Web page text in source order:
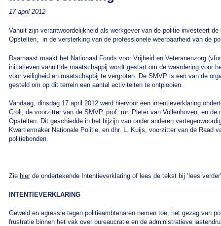
17 april 2012
Vanuit zijn verantwoordelijkheid als werkgever van de politie investeert
Opstelten, in de versterking van de professionele weerbaarheid van de
Daarnaast maakt het Nationaal Fonds voor Vrijheid en Veteranenzorg
initiatieven vanuit de maatschappij wordt gestart om de waardering voor
voor veiligheid en maatschappij te vergroten. De SMVP is een van de
gesteld om op dit terrein een aantal activiteiten te ontplooien.
Vandaag, dinsdag 17 april 2012 werd hiervoor een intentieverklaring
Croll, de voorzitter van de SMVP, prof. mr. Pieter van Vollenhoven, en
Opstelten. Dit geschiedde in het bijzijn van onder anderen
Kwartiermaker Nationale Politie, en dhr. L. Kuijs, voorzitter van de Raad
politiebonden.
Zie hierde ondertekende Intentieverklaring of lees de tekst bij ‘lees
INTENTIEVERKLARING
Geweld en agressie tegen politieambtenaren nemen toe, het gezag van
frustratie binnen het vak over bureaucratie en de administratieve